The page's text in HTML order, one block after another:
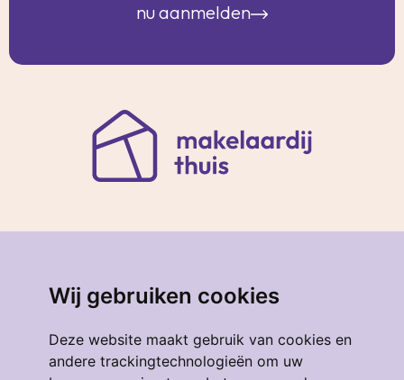
Wij gebruiken cookies
Deze website maakt gebruik van cookies en
andere trackingtechnologieën om uw
nu aanmelden